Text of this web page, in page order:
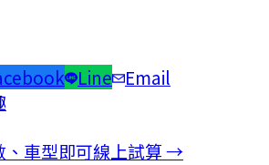
Line
Email
、車型即可線上試算 →